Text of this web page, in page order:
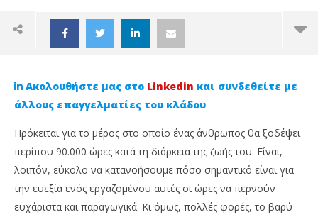
Ακολουθήστε μας στο Linkedin και συνδεθείτε με
άλλους επαγγελματίες του κλάδου
Πρόκειται για το μέρος στο οποίο ένας άνθρωπος θα ξοδέψει
περίπου 90.000 ώρες κατά τη διάρκεια της ζωής του. Είναι,
λοιπόν, εύκολο να κατανοήσουμε πόσο σημαντικό είναι για
την ευεξία ενός εργαζομένου αυτές οι ώρες να περνούν
ευχάριστα και παραγωγικά. Κι όμως, πολλές φορές, το βαρύ